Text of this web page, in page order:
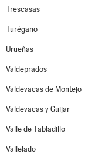
Trescasas
Turégano
Urueñas
Valdeprados
Valdevacas de Montejo
Valdevacas y Guijar
Valle de Tabladillo
Vallelado